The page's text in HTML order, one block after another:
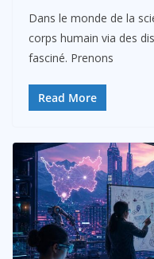
Dans le monde de la
corps humain via des
fasciné. Prenons
Read More